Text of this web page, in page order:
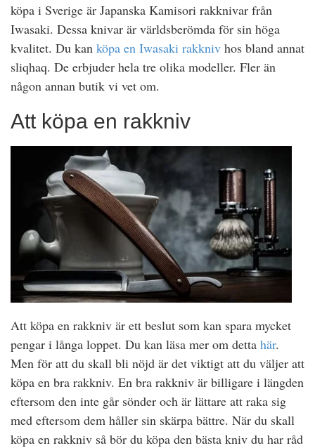
köpa i Sverige är Japanska Kamisori rakknivar från
Iwasaki. Dessa knivar är världsberömda för sin höga
kvalitet. Du kan köpa en Iwasaki rakkniv hos bland annat
sliqhaq. De erbjuder hela tre olika modeller. Fler än
någon annan butik vi vet om.
Att köpa en rakkniv
Att köpa en rakkniv är ett beslut som kan spara mycket
pengar i långa loppet. Du kan läsa mer om detta här.
Men för att du skall bli nöjd är det viktigt att du väljer att
köpa en bra rakkniv. En bra rakkniv är billigare i längden
eftersom den inte går sönder och är lättare att raka sig
med eftersom dem håller sin skärpa bättre. När du skall
köpa en rakkniv så bör du köpa den bästa kniv du har råd